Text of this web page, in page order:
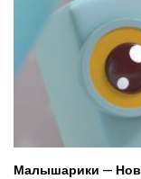
Малышарики —